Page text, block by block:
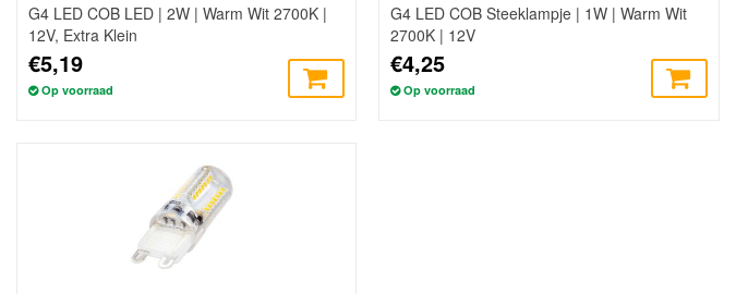
G4 LED COB LED | 2W | Warm Wit 2700K |
12V, Extra Klein
€5,19
Op voorraad
G4 LED COB Steeklampje | 1W | Warm Wit
2700K | 12V
€4,25
Op voorraad